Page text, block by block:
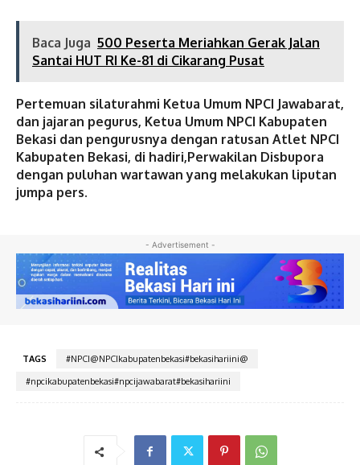
Baca Juga 500 Peserta Meriahkan Gerak Jalan
Santai HUT RI Ke-81 di Cikarang Pusat
Pertemuan silaturahmi Ketua Umum NPCI Jawabarat,
dan jajaran pegurus, Ketua Umum NPCI Kabupaten
Bekasi dan pengurusnya dengan ratusan Atlet NPCI
Kabupaten Bekasi, di hadiri,Perwakilan Disbupora
dengan puluhan wartawan yang melakukan liputan
jumpa pers.
- Advertisement -
TAGS
#NPCI@NPCIkabupatenbekasi#bekasihariini@
#npcikabupatenbekasi#npcijawabarat#bekasihariini